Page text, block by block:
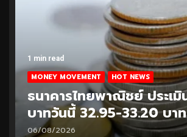
1 min read
MONEY MOVEMENT HOT NEWS
ธนาคารไทยพาณิชย์ ประเมิ
บาทวันนี้ 32.95-33.20 บา
06/08/2026